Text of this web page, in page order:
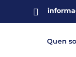

Quen